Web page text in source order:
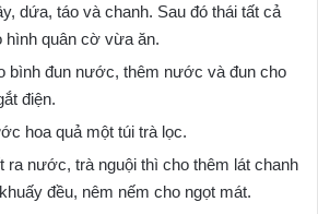
dứa, táo và chanh. Sau đó thái tất cả
hình quân cờ vừa ăn.
bình đun nước, thêm nước và đun cho
điện.
hoa quả một túi trà lọc.
ra nước, trà nguội thì cho thêm lát chanh
đều, nêm nếm cho ngọt mát.